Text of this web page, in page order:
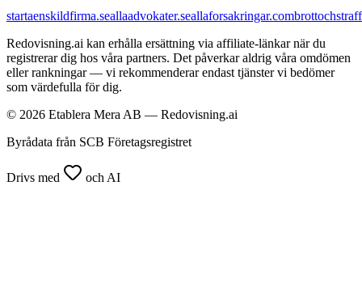
startaenskildfirma.seallaadvokater.seallaforsakringar.com
Redovisning.ai kan erhålla ersättning via affiliate-länkar när du
registrerar dig hos våra partners. Det påverkar aldrig våra omdömen
eller rankningar — vi rekommenderar endast tjänster vi bedömer
som värdefulla för dig.
© 2026 Etablera Mera AB — Redovisning.ai
Byrådata från SCB Företagsregistret
Drivs med och AI